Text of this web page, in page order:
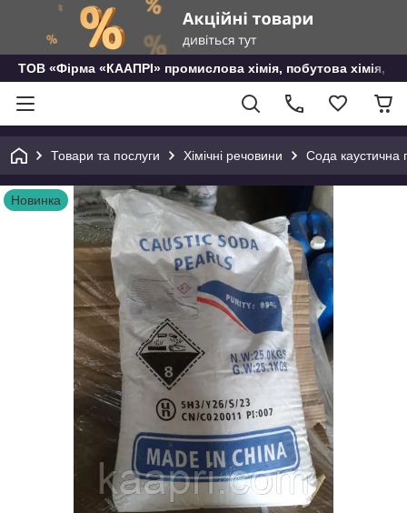
ТОВ «Фірма «КААПРІ» промислова хімія, побутова хімія,
Товари та послуги Хімічні речовини Сода каустична
Новинка